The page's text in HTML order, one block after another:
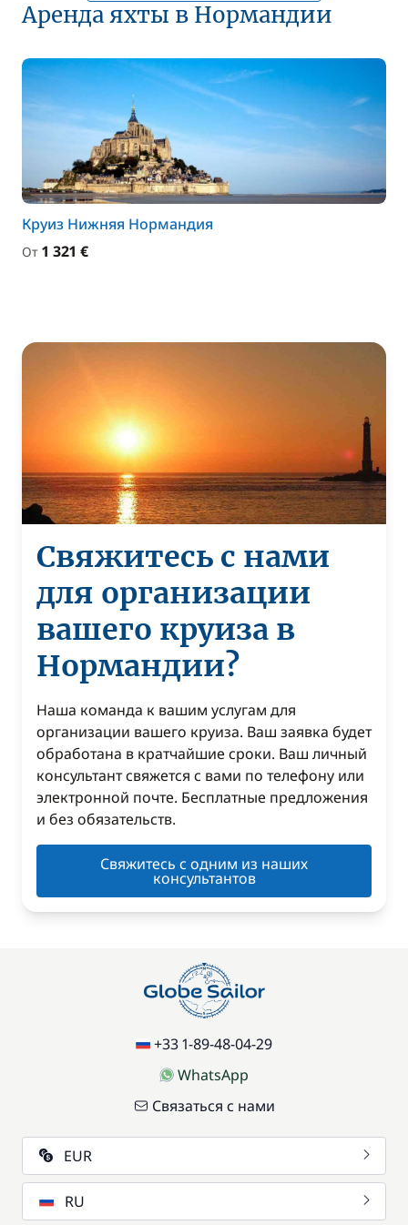
Аренда яхты в Нормандии
Круиз Нижняя Нормандия
От 1 321 €
Свяжитесь с нами
для организации
вашего круиза в
Нормандии?
Наша команда к вашим услугам для
организации вашего круиза. Ваш заявка будет
обработана в кратчайшие сроки. Ваш личный
консультант свяжется с вами по телефону или
электронной почте. Бесплатные предложения
и без обязательств.
Свяжитесь с одним из наших
консультантов
+33 1-89-48-04-29
WhatsApp
Связаться с нами
EUR
RU